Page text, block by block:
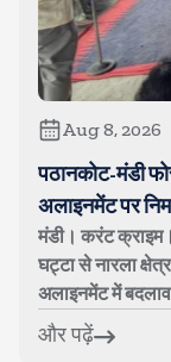
Aug 8, 2026
पठानकोट-मंडी
अलाइनमेंट पर
मंडी। करंट
घट्टा से नारला
अलाइनमेंट में
हो गया है। शन...
और पढ़ें